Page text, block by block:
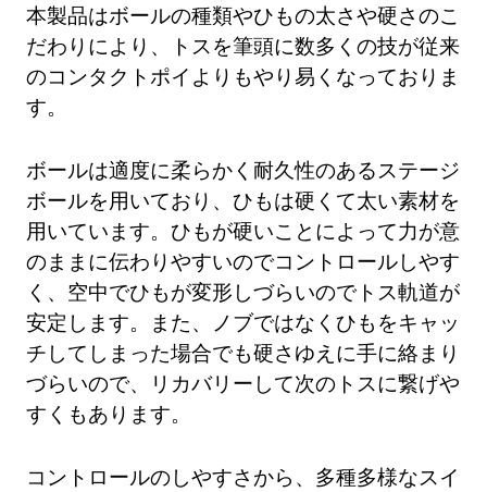
本製品はボールの種類やひもの太さや硬さのこ
だわりにより、トスを筆頭に数多くの技が従来
のコンタクトポイよりもやり易くなっておりま
す。
ボールは適度に柔らかく耐久性のあるステージ
ボールを用いており、ひもは硬くて太い素材を
用いています。ひもが硬いことによって力が意
のままに伝わりやすいのでコントロールしやす
く、空中でひもが変形しづらいのでトス軌道が
安定します。また、ノブではなくひもをキャッ
チしてしまった場合でも硬さゆえに手に絡まり
づらいので、リカバリーして次のトスに繋げや
すくもあります。
コントロールのしやすさから、多種多様なスイ